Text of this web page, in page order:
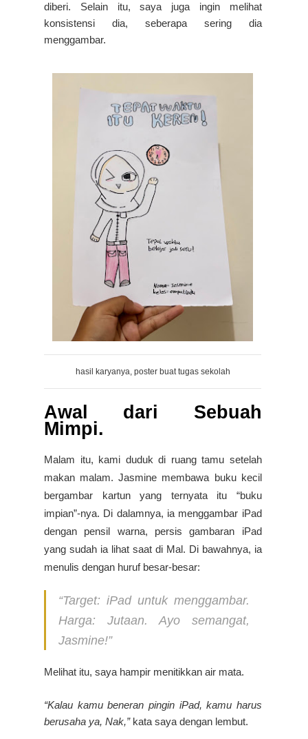
diberi. Selain itu, saya juga ingin melihat
konsistensi dia, seberapa sering dia
menggambar.
hasil karyanya, poster buat tugas sekolah
Awal dari Sebuah
Mimpi.
Malam itu, kami duduk di ruang tamu setelah
makan malam. Jasmine membawa buku kecil
bergambar kartun yang ternyata itu “buku
impian”-nya. Di dalamnya, ia menggambar iPad
dengan pensil warna, persis gambaran iPad
yang sudah ia lihat saat di Mal. Di bawahnya, ia
menulis dengan huruf besar-besar:
“Target: iPad untuk menggambar.
Harga: Jutaan. Ayo semangat,
Jasmine!”
Melihat itu, saya hampir menitikkan air mata.
“Kalau kamu beneran pingin iPad, kamu harus
berusaha ya, Nak,”kata saya dengan lembut.